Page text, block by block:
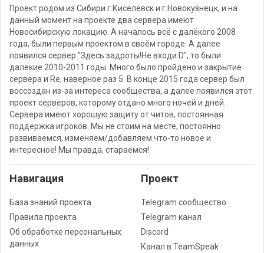
Проект родом из Сибири г.Киселёвск и г.Новокузнецк, и на
данный момент на проекте два сервера имеют
Новосибирскую локацию. А началось всё с далёкого 2008
года, были первым проектом в своём городе. А далее
появился сервер "Здесь задроты!Не входи:D", то были
далёкие 2010-2011 годы. Много было пройдено и закрытие
сервера и Re, наверное раз 5. В конце 2015 года сервер был
воссоздан из-за интереса сообщества, а далее появился этот
проект серверов, которому отдано много ночей и дней.
Сервера имеют хорошую защиту от читов, постоянная
поддержка игроков. Мы не стоим на месте, постоянно
развиваемся, изменяем/добавляем что-то новое и
интересное! Мы правда, стараемся!
Навигация
База знаний проекта
Правила проекта
Об обработке персональных
данных
Проект
Telegram сообщество
Telegram канал
Discord
Канал в TeamSpeak